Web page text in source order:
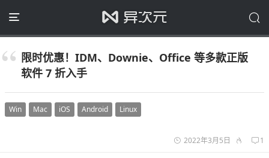
限时优惠！IDM、Downie、Office 等多款正版
软件 7 折入手
Win Mac iOS Android Linux
2022年3月5日 1